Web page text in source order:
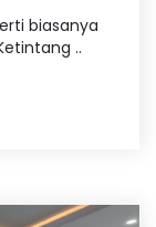
biasanya
..